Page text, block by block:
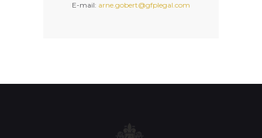
E-mail: arne.gobert@gfplegal.com